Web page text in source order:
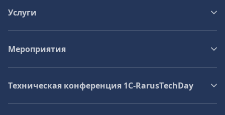
Услуги
Мероприятия
Техническая конференция 1C‑RarusTechDay